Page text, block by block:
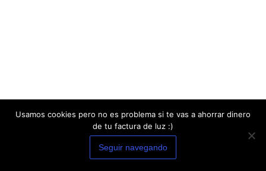
Usamos cookies pero no es problema si te vas a ahorrar dinero
de tu factura de luz :)
Seguir navegando